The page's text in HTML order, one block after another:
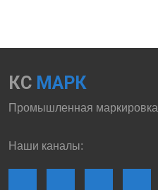
КС МАРК
Промышленная маркировка
Наши каналы: